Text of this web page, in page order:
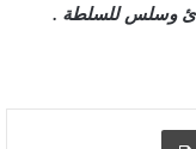
وسلس للسلطة .